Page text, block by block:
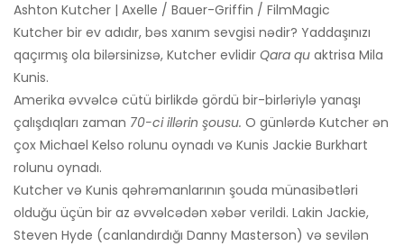
Ashton Kutcher | Axelle / Bauer-Griffin / FilmMagic
Kutcher bir ev adıdır, bəs xanım sevgisi nədir? Yaddaşınızı
qaçırmış ola bilərsinizsə, Kutcher evlidir Qara qu aktrisa Mila
Kunis.
Amerika əvvəlcə cütü birlikdə gördü bir-birləriylə yanaşı
çalışdıqları zaman 70-ci illərin şousu. O günlərdə Kutcher ən
çox Michael Kelso rolunu oynadı və Kunis Jackie Burkhart
rolunu oynadı.
Kutcher və Kunis qəhrəmanlarının şouda münasibətləri
olduğu üçün bir az əvvəlcədən xəbər verildi. Lakin Jackie,
Steven Hyde (canlandırdığı Danny Masterson) və sevilən